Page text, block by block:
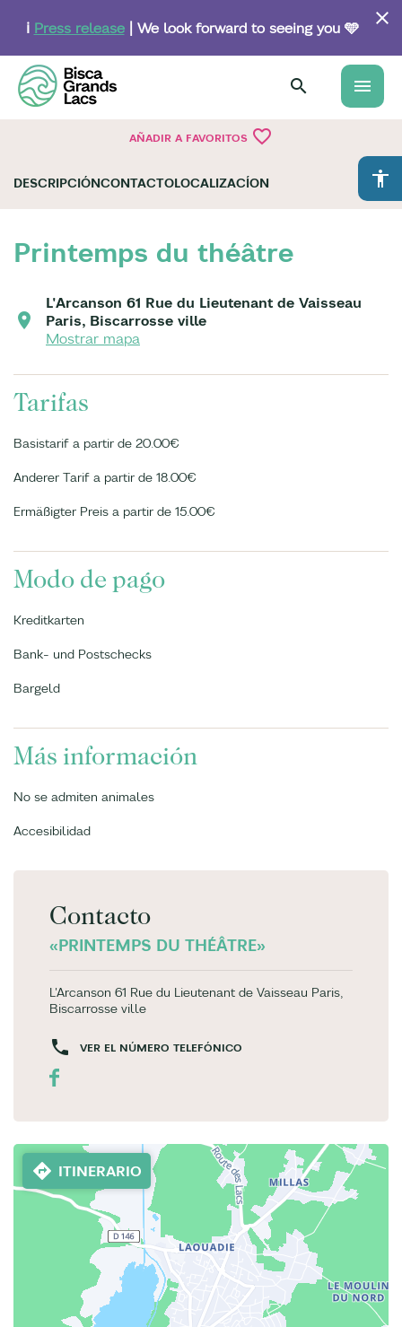
content
ℹ️ Press release| We look forward to seeing you 🩵
menu
AÑADIR A FAVORITOS favorite_border
accessibility
DESCRIPCIÓNCONTACTOLOCALIZACÍON
Printemps du théâtre
L'Arcanson 61 Rue du Lieutenant de Vaisseau
Paris, Biscarrosse ville
Mostrar mapa
Tarifas
Basistarif a partir de 20.00€
Anderer Tarif a partir de 18.00€
Ermäßigter Preis a partir de 15.00€
Modo de pago
Kreditkarten
Bank- und Postschecks
Bargeld
Más información
No se admiten animales
Accesibilidad
Contacto
«PRINTEMPS DU THÉÂTRE»
L'Arcanson 61 Rue du Lieutenant de Vaisseau Paris,
Biscarrosse ville
VER EL NÚMERO TELEFÓNICO
ITINERARIO